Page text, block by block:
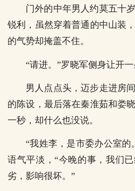
门外的中年男人约莫五十
锐利，虽然穿着普通的中山装
的气势却掩盖不住。
“请进。”罗晓军侧身让开一
男人点点头，迈步走进房
的陈设，最后落在秦淮茹和娄
一秒，却什么也没说。
“我姓李，是市委办公室的
语气平淡，“今晚的事，我们
劣，影响很坏。”